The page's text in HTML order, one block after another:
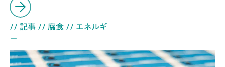
// 記事 // 腐食 // エネルギ
ー